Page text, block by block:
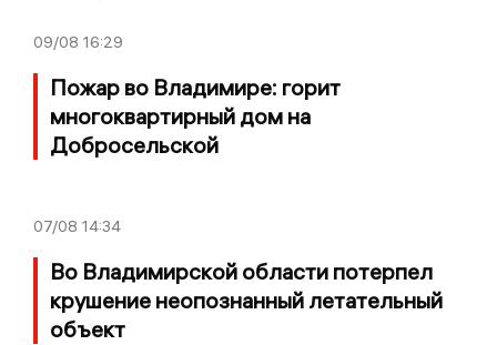
09/08 16:29
Пожар во Владимире: горит
многоквартирный дом на
Добросельской
07/08 14:34
Во Владимирской области потерпел
крушение неопознанный летательный
объект